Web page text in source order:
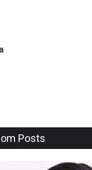
Posts